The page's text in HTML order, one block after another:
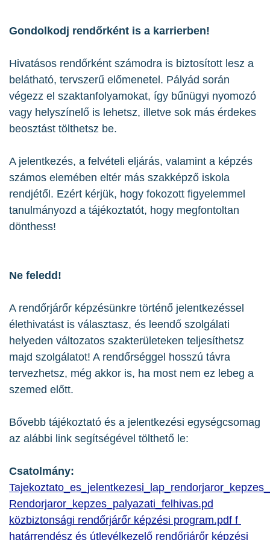
Gondolkodj rendőrként is a karrierben!
Hivatásos rendőrként számodra is biztosított lesz a
belátható, tervszerű előmenetel. Pályád során
végezz el szaktanfolyamokat, így bűnügyi nyomozó
vagy helyszínelő is lehetsz, illetve sok más érdekes
beosztást tölthetsz be.
A jelentkezés, a felvételi eljárás, valamint a képzés
számos elemében eltér más szakképző iskola
rendjétől. Ezért kérjük, hogy fokozott figyelemmel
tanulmányozd a tájékoztatót, hogy megfontoltan
dönthess!
Ne feledd!
A rendőrjárőr képzésünkre történő jelentkezéssel
élethivatást is választasz, és leendő szolgálati
helyeden változatos szakterületeken teljesíthetsz
majd szolgálatot! A rendőrséggel hosszú távra
tervezhetsz, még akkor is, ha most nem ez lebeg a
szemed előtt.
Bővebb tájékoztató és a jelentkezési egységcsomag
az alábbi link segítségével tölthető le:
Csatolmány:
Rendorjaror_kepzes_palyazati_felhivas.pd
közbiztonsági rendőrjárőr képzési program.pdf f
határrendész és útlevélkezelő rendőrjárőr képzési